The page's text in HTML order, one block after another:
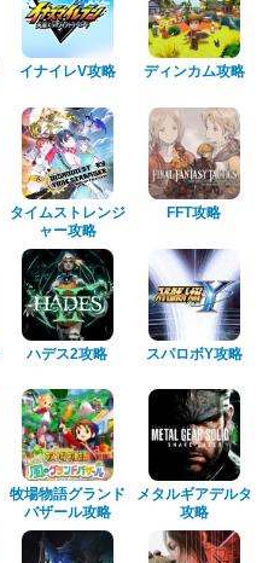
イナイレV攻略 ディンカム攻略
タイムストレンジ
ャー攻略
FFT攻略
ハデス2攻略 スパロボY攻略
牧場物語グランド
バザール攻略
メタルギアデルタ
攻略